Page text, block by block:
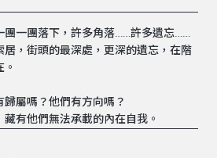
團一團落下，許多角落……許多遺忘……
居，街頭的最深處，更深的遺忘，在階
屬嗎？他們有方向嗎？
有他們無法承載的內在自我。